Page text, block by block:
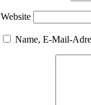
Website
Name, E-Mail-